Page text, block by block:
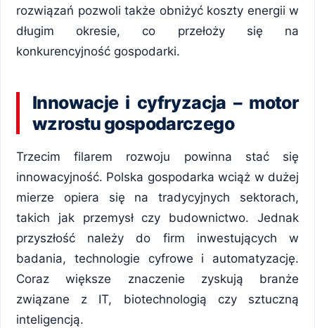
rozwiązań pozwoli także obniżyć koszty energii w
długim okresie, co przełoży się na
konkurencyjność gospodarki.
Innowacje i cyfryzacja – motor
wzrostu gospodarczego
Trzecim filarem rozwoju powinna stać się
innowacyjność. Polska gospodarka wciąż w dużej
mierze opiera się na tradycyjnych sektorach,
takich jak przemysł czy budownictwo. Jednak
przyszłość należy do firm inwestujących w
badania, technologie cyfrowe i automatyzację.
Coraz większe znaczenie zyskują branże
związane z IT, biotechnologią czy sztuczną
inteligencją.